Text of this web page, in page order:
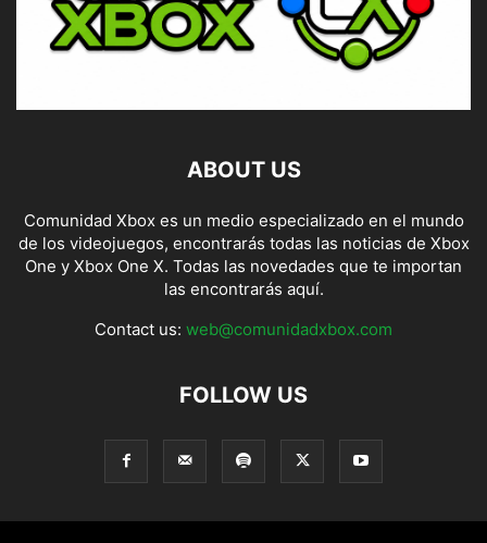
ABOUT US
Comunidad Xbox es un medio especializado en el mundo
de los videojuegos, encontrarás todas las noticias de Xbox
One y Xbox One X. Todas las novedades que te importan
las encontrarás aquí.
Contact us: web@comunidadxbox.com
FOLLOW US